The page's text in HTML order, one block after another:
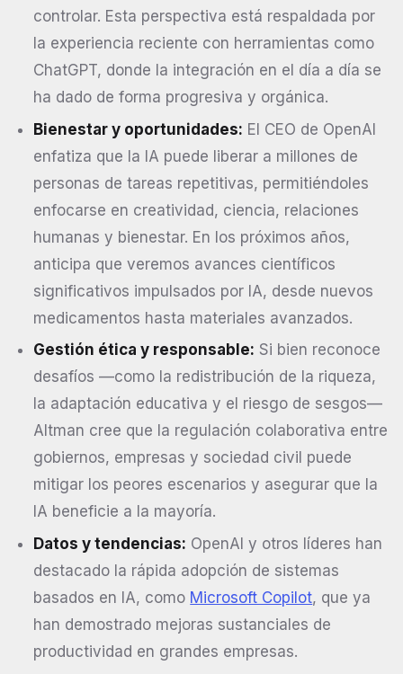
controlar. Esta perspectiva está respaldada por
la experiencia reciente con herramientas como
ChatGPT, donde la integración en el día a día se
ha dado de forma progresiva y orgánica.
Bienestar y oportunidades: El CEO de OpenAI
enfatiza que la IA puede liberar a millones de
personas de tareas repetitivas, permitiéndoles
enfocarse en creatividad, ciencia, relaciones
humanas y bienestar. En los próximos años,
anticipa que veremos avances científicos
significativos impulsados por IA, desde nuevos
medicamentos hasta materiales avanzados.
Gestión ética y responsable: Si bien reconoce
desafíos —como la redistribución de la riqueza,
la adaptación educativa y el riesgo de sesgos—
Altman cree que la regulación colaborativa entre
gobiernos, empresas y sociedad civil puede
mitigar los peores escenarios y asegurar que la
IA beneficie a la mayoría.
Datos y tendencias: OpenAI y otros líderes han
destacado la rápida adopción de sistemas
basados en IA, como Microsoft Copilot, que ya
han demostrado mejoras sustanciales de
productividad en grandes empresas.